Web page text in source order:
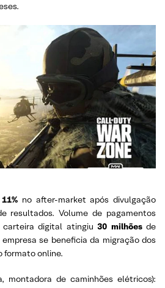
11% no after-market após divulgação
resultados. Volume de pagamentos
carteira digital atingiu 30 milhõesde
se beneficia da migração dos
formato online.
montadora de caminhões elétricos):